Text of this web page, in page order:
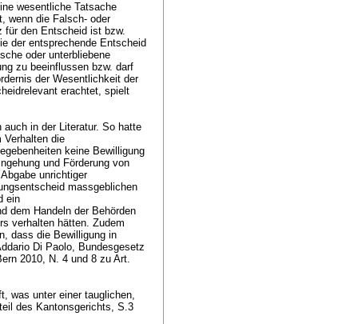
wesentliche Tatsache
wenn die Falsch- oder
für den Entscheid ist bzw.
der entsprechende Entscheid
oder unterbliebene
zu beeinflussen bzw. darf
der Wesentlichkeit der
erachtet, spielt
in der Literatur. So hatte
die
keine Bewilligung
und Förderung von
unrichtiger
massgeblichen
ein
dem Handeln der Behörden
verhalten hätten. Zudem
dass die Bewilligung in
Di Paolo, Bundesgesetz
2010, N. 4 und 8 zu Art.
was unter einer tauglichen,
des Kantonsgerichts, S.3